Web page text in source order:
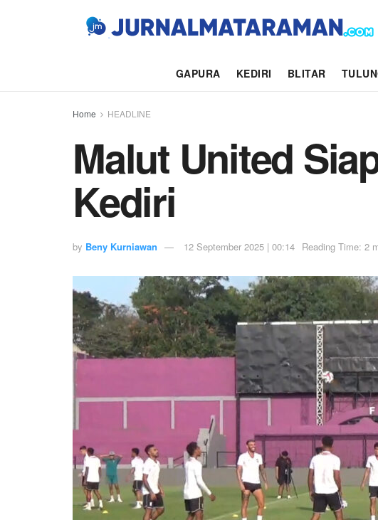
GAPURA KEDIRI BLITAR
Home HEADLINE
Malut United
Kediri
by Beny Kurniawan 12 September 2025 | 00:14 Reading Time: 2